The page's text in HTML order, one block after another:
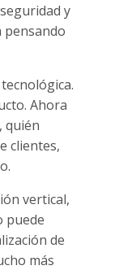
y
pensando
Ahora
quién
clientes,
vertical,
puede
de
más